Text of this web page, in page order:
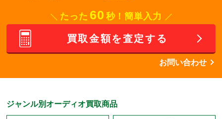
たった 60 秒！簡単入力
買取金額を査定する
お問い合わせ
ジャンル別オーディオ買取商品